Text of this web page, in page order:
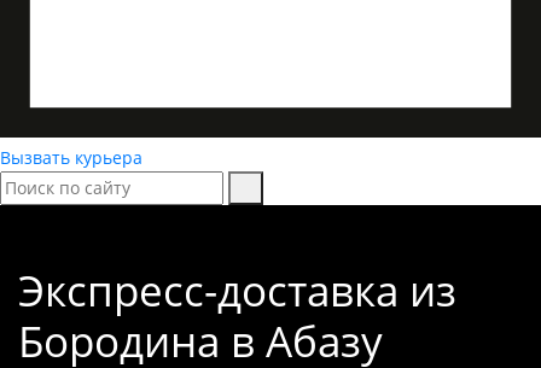
Вызвать курьера
Экспресс-доставка из
Бородина в Абазу